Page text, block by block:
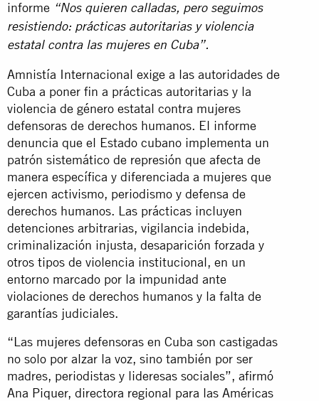
informe “Nos quieren calladas, pero seguimos
resistiendo: prácticas autoritarias y violencia
estatal contra las mujeres en Cuba”.
Amnistía Internacional exige a las autoridades de
Cuba a poner fin a prácticas autoritarias y la
violencia de género estatal contra mujeres
defensoras de derechos humanos. El informe
denuncia que el Estado cubano implementa un
patrón sistemático de represión que afecta de
manera específica y diferenciada a mujeres que
ejercen activismo, periodismo y defensa de
derechos humanos. Las prácticas incluyen
detenciones arbitrarias, vigilancia indebida,
criminalización injusta, desaparición forzada y
otros tipos de violencia institucional, en un
entorno marcado por la impunidad ante
violaciones de derechos humanos y la falta de
garantías judiciales.
“Las mujeres defensoras en Cuba son castigadas
no solo por alzar la voz, sino también por ser
madres, periodistas y lideresas sociales”, afirmó
Ana Piquer, directora regional para las Américas